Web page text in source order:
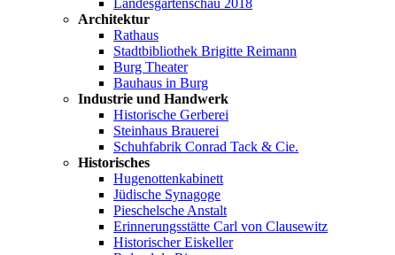
Landesgartenschau 2018
Architektur
Rathaus
Stadtbibliothek Brigitte Reimann
Burg Theater
Bauhaus in Burg
Industrie und Handwerk
Historische Gerberei
Steinhaus Brauerei
Schuhfabrik Conrad Tack & Cie.
Historisches
Hugenottenkabinett
Jüdische Synagoge
Pieschelsche Anstalt
Erinnerungsstätte Carl von Clausewitz
Historischer Eiskeller